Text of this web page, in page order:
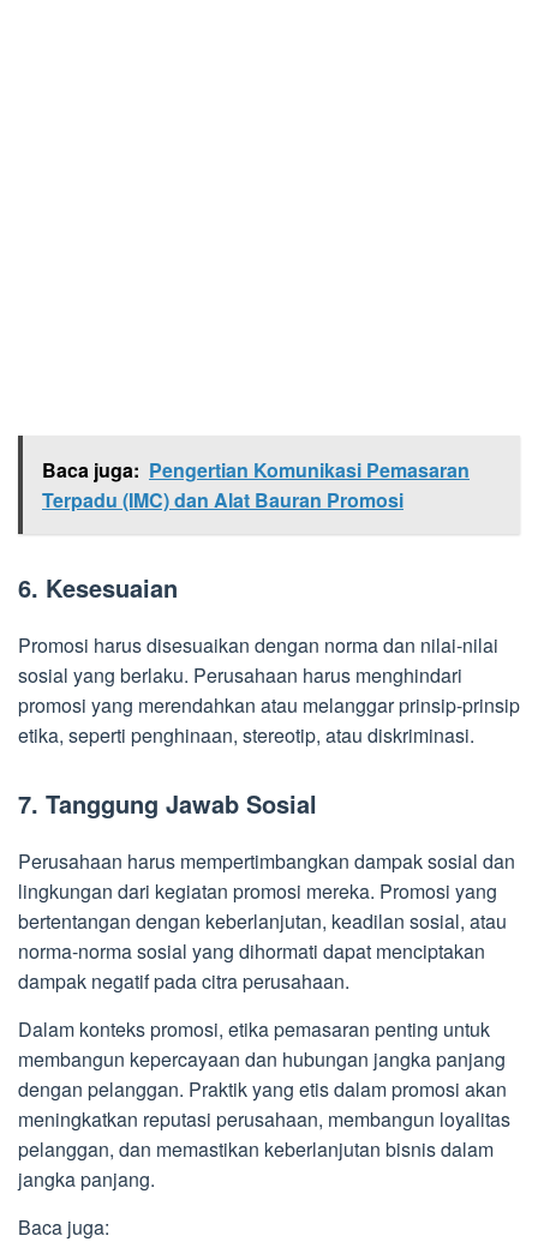
Baca juga: Pengertian Komunikasi Pemasaran
Terpadu (IMC) dan Alat Bauran Promosi
6. Kesesuaian
Promosi harus disesuaikan dengan norma dan nilai-nilai
sosial yang berlaku. Perusahaan harus menghindari
promosi yang merendahkan atau melanggar prinsip-prinsip
etika, seperti penghinaan, stereotip, atau diskriminasi.
7. Tanggung Jawab Sosial
Perusahaan harus mempertimbangkan dampak sosial dan
lingkungan dari kegiatan promosi mereka. Promosi yang
bertentangan dengan keberlanjutan, keadilan sosial, atau
norma-norma sosial yang dihormati dapat menciptakan
dampak negatif pada citra perusahaan.
Dalam konteks promosi, etika pemasaran penting untuk
membangun kepercayaan dan hubungan jangka panjang
dengan pelanggan. Praktik yang etis dalam promosi akan
meningkatkan reputasi perusahaan, membangun loyalitas
pelanggan, dan memastikan keberlanjutan bisnis dalam
jangka panjang.
Baca juga: